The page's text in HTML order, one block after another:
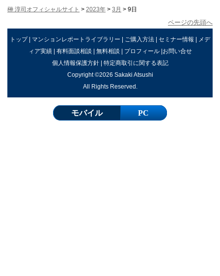
榊 淳司オフィシャルサイト > 2023年 > 3月 > 9日
ページの先頭へ
トップ| マンションレポートライブラリー | ご購入方法 | セミナー情報 | メデ
ィア実績| 有料面談相談 | 無料相談 | プロフィール|お問い合せ
個人情報保護方針| 特定商取引に関する表記
Copyright ©2026 Sakaki Atsushi
All Rights Reserved.
モバイル PC